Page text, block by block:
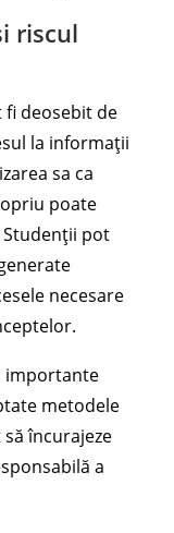
riscul
fi deosebit de
la informații
sa ca
poate
Studenții pot
necesare
importante
metodele
încurajeze
a